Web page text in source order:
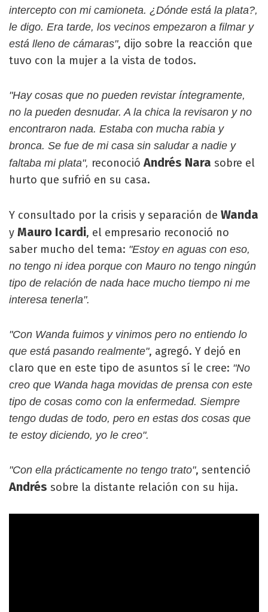
intercepto con mi camioneta. ¿Dónde está la plata?,
le digo. Era tarde, los vecinos empezaron a filmar y
está lleno de cámaras", dijo sobre la reacción que
tuvo con la mujer a la vista de todos.
"Hay cosas que no pueden revistar íntegramente,
no la pueden desnudar. A la chica la revisaron y no
encontraron nada. Estaba con mucha rabia y
bronca. Se fue de mi casa sin saludar a nadie y
faltaba mi plata", reconocióAndrés Nara sobre el
hurto que sufrió en su casa.
Y consultado por la crisis y separación de Wanda
y Mauro Icardi, el empresario reconoció no
saber mucho del tema: "Estoy en aguas con eso,
no tengo ni idea porque con Mauro no tengo ningún
tipo de relación de nada hace mucho tiempo ni me
interesa tenerla".
"Con Wanda fuimos y vinimos pero no entiendo lo
que está pasando realmente", agregó. Y dejó en
claro que en este tipo de asuntos sí le cree: "No
creo que Wanda haga movidas de prensa con este
tipo de cosas como con la enfermedad. Siempre
tengo dudas de todo, pero en estas dos cosas que
te estoy diciendo, yo le creo".
"Con ella prácticamente no tengo trato", sentenció
Andrés sobre la distante relación con su hija.